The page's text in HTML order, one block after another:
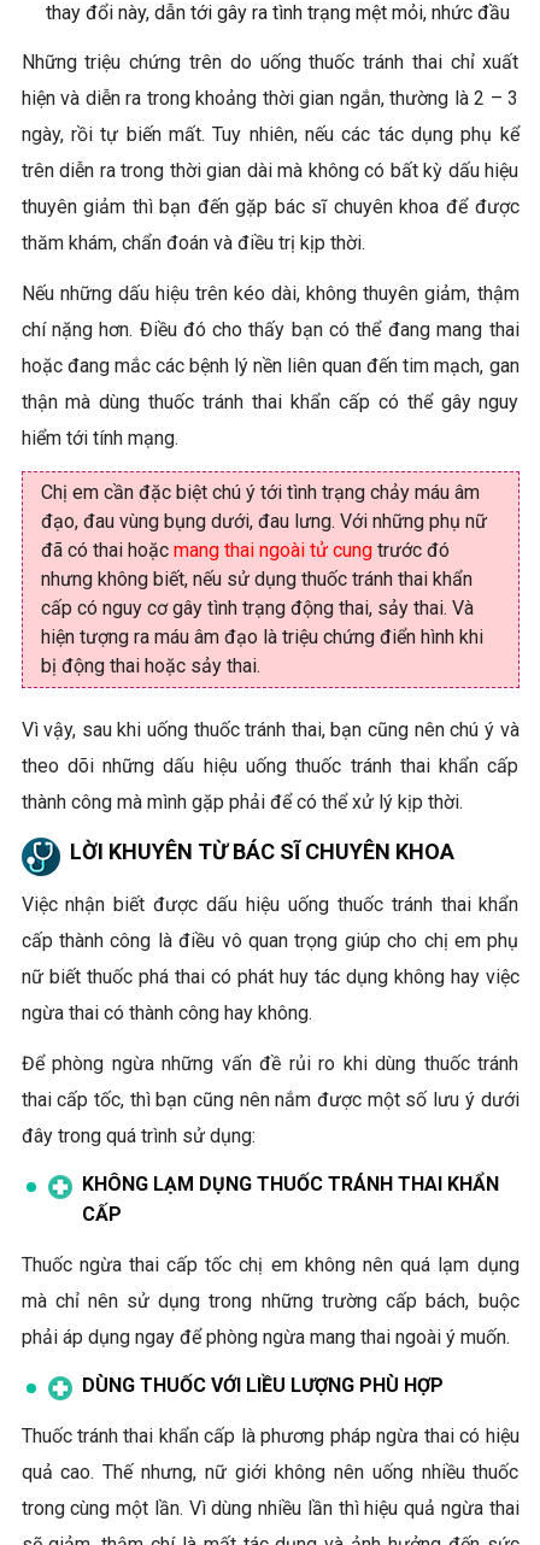
thay đổi này, dẫn tới gây ra tình trạng mệt mỏi, nhức đầu
Những triệu chứng trên do uống thuốc tránh thai chỉ xuất
hiện và diễn ra trong khoảng thời gian ngắn, thường là 2 – 3
ngày, rồi tự biến mất. Tuy nhiên, nếu các tác dụng phụ kể
trên diễn ra trong thời gian dài mà không có bất kỳ dấu hiệu
thuyên giảm thì bạn đến gặp bác sĩ chuyên khoa để được
thăm khám, chẩn đoán và điều trị kịp thời.
Nếu những dấu hiệu trên kéo dài, không thuyên giảm, thậm
chí nặng hơn. Điều đó cho thấy bạn có thể đang mang thai
hoặc đang mắc các bệnh lý nền liên quan đến tim mạch, gan
thận mà dùng thuốc tránh thai khẩn cấp có thể gây nguy
hiểm tới tính mạng.
Chị em cần đặc biệt chú ý tới tình trạng chảy máu âm
đạo, đau vùng bụng dưới, đau lưng. Với những phụ nữ
đã có thai hoặc mang thai ngoài tử cungtrước đó
nhưng không biết, nếu sử dụng thuốc tránh thai khẩn
cấp có nguy cơ gây tình trạng động thai, sảy thai. Và
hiện tượng ra máu âm đạo là triệu chứng điển hình khi
bị động thai hoặc sảy thai.
Vì vậy, sau khi uống thuốc tránh thai, bạn cũng nên chú ý và
theo dõi những dấu hiệu uống thuốc tránh thai khẩn cấp
thành công mà mình gặp phải để có thể xử lý kịp thời.
LỜI KHUYÊN TỪ BÁC SĨ CHUYÊN KHOA
Việc nhận biết được dấu hiệu uống thuốc tránh thai khẩn
cấp thành công là điều vô quan trọng giúp cho chị em phụ
nữ biết thuốc phá thai có phát huy tác dụng không hay việc
ngừa thai có thành công hay không.
Để phòng ngừa những vấn đề rủi ro khi dùng thuốc tránh
thai cấp tốc, thì bạn cũng nên nắm được một số lưu ý dưới
đây trong quá trình sử dụng:
KHÔNG LẠM DỤNG THUỐC TRÁNH THAI KHẨN
CẤP
Thuốc ngừa thai cấp tốc chị em không nên quá lạm dụng
mà chỉ nên sử dụng trong những trường cấp bách, buộc
phải áp dụng ngay để phòng ngừa mang thai ngoài ý muốn.
DÙNG THUỐC VỚI LIỀU LƯỢNG PHÙ HỢP
Thuốc tránh thai khẩn cấp là phương pháp ngừa thai có hiệu
quả cao. Thế nhưng, nữ giới không nên uống nhiều thuốc
trong cùng một lần. Vì dùng nhiều lần thì hiệu quả ngừa thai